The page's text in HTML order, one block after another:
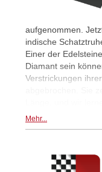
aufgenommen.
indische
Einer der
Diamant sein
Verstrickungen
Mehr...